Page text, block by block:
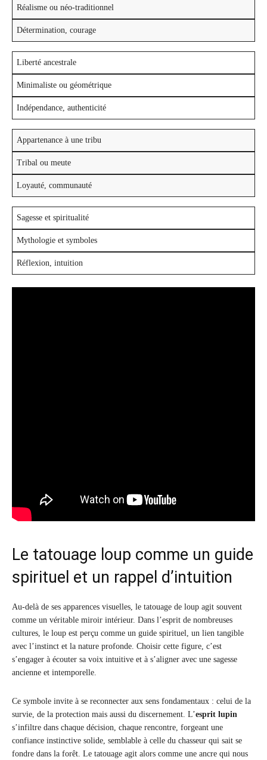
Réalisme ou néo-traditionnel
Détermination, courage
Liberté ancestrale
Minimaliste ou géométrique
Indépendance, authenticité
Appartenance à une tribu
Tribal ou meute
Loyauté, communauté
Sagesse et spiritualité
Mythologie et symboles
Réflexion, intuition
Le tatouage loup comme un guide
spirituel et un rappel d’intuition
Au-delà de ses apparences visuelles, le tatouage de loup agit souvent
comme un véritable miroir intérieur. Dans l’esprit de nombreuses
cultures, le loup est perçu comme un guide spirituel, un lien tangible
avec l’instinct et la nature profonde. Choisir cette figure, c’est
s’engager à écouter sa voix intuitive et à s’aligner avec une sagesse
ancienne et intemporelle.
Ce symbole invite à se reconnecter aux sens fondamentaux : celui de la
survie, de la protection mais aussi du discernement. L’esprit lupin
s’infiltre dans chaque décision, chaque rencontre, forgeant une
confiance instinctive solide, semblable à celle du chasseur qui sait se
fondre dans la forêt. Le tatouage agit alors comme une ancre qui nous